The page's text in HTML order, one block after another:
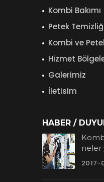
Kombi Bakımı
Petek
Kombi ve
Hizmet
Galerimiz
İletisim
HABER /
neler
2017-